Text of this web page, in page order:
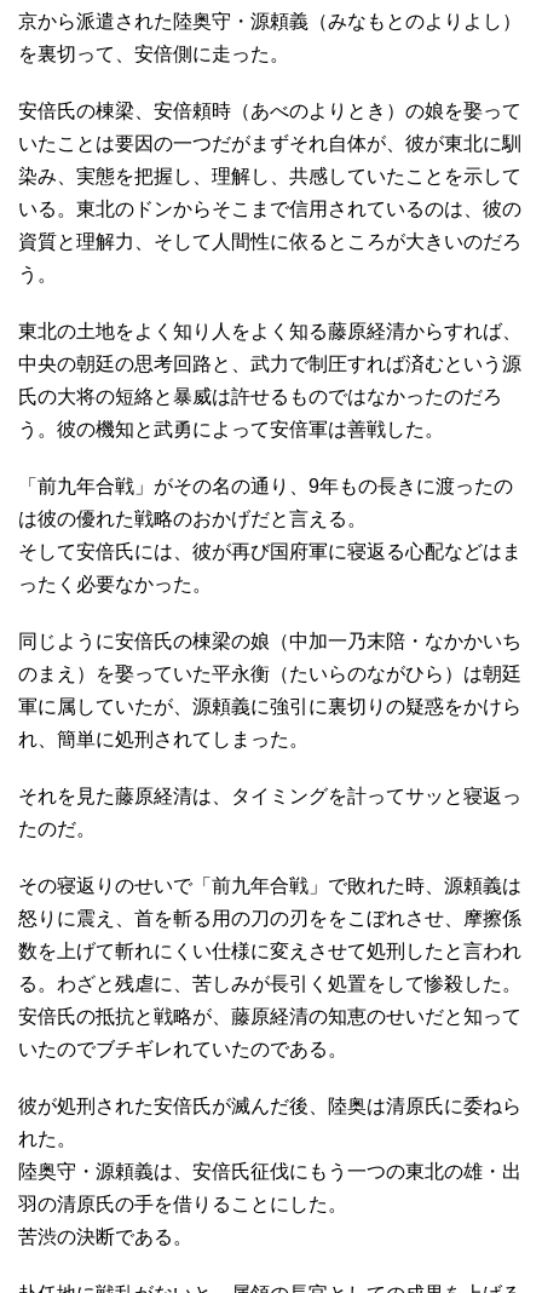
京から派遣された陸奥守・源頼義（みなもとのよりよし）
を裏切って、安倍側に走った。
安倍氏の棟梁、安倍頼時（あべのよりとき）の娘を娶って
いたことは要因の一つだがまずそれ自体が、彼が東北に馴
染み、実態を把握し、理解し、共感していたことを示して
いる。東北のドンからそこまで信用されているのは、彼の
資質と理解力、そして人間性に依るところが大きいのだろ
う。
東北の土地をよく知り人をよく知る藤原経清からすれば、
中央の朝廷の思考回路と、武力で制圧すれば済むという源
氏の大将の短絡と暴威は許せるものではなかったのだろ
う。彼の機知と武勇によって安倍軍は善戦した。
「前九年合戦」がその名の通り、9年もの長きに渡ったの
は彼の優れた戦略のおかげだと言える。
そして安倍氏には、彼が再び国府軍に寝返る心配などはま
ったく必要なかった。
同じように安倍氏の棟梁の娘（中加一乃末陪・なかかいち
のまえ）を娶っていた平永衡（たいらのながひら）は朝廷
軍に属していたが、源頼義に強引に裏切りの疑惑をかけら
れ、簡単に処刑されてしまった。
それを見た藤原経清は、タイミングを計ってサッと寝返っ
たのだ。
その寝返りのせいで「前九年合戦」で敗れた時、源頼義は
怒りに震え、首を斬る用の刀の刃ををこぼれさせ、摩擦係
数を上げて斬れにくい仕様に変えさせて処刑したと言われ
る。わざと残虐に、苦しみが長引く処置をして惨殺した。
安倍氏の抵抗と戦略が、藤原経清の知恵のせいだと知って
いたのでブチギレれていたのである。
彼が処刑された安倍氏が滅んだ後、陸奥は清原氏に委ねら
れた。
陸奥守・源頼義は、安倍氏征伐にもう一つの東北の雄・出
羽の清原氏の手を借りることにした。
苦渋の決断である。